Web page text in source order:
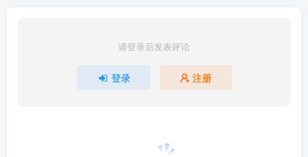
请登录后发表评论
登录 注册